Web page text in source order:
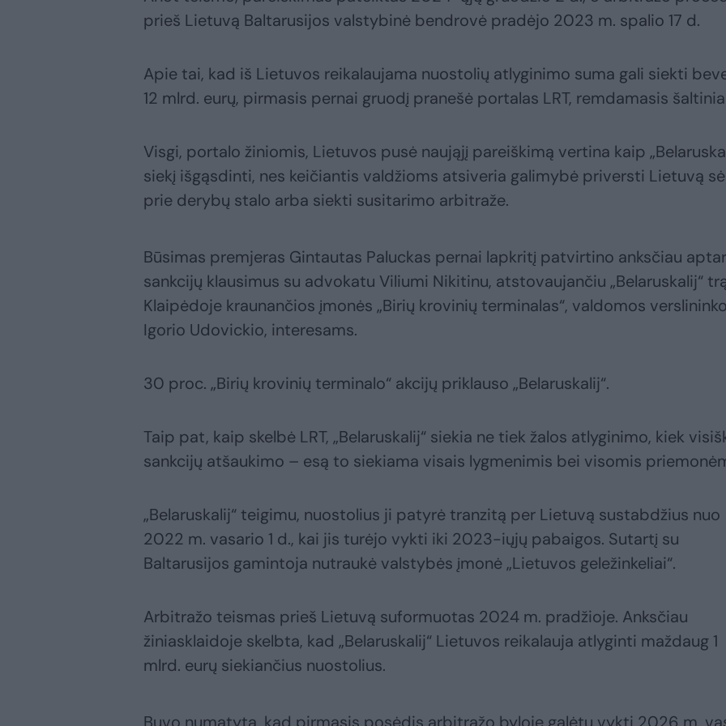
prieš Lietuvą Baltarusijos valstybinė bendrovė pradėjo 2023 m. spalio 17 d.
Apie tai, kad iš Lietuvos reikalaujama nuostolių atlyginimo suma gali siekti
12 mlrd. eurų, pirmasis pernai gruodį pranešė portalas LRT, remdamasis
Visgi, portalo žiniomis, Lietuvos pusė naująjį pareiškimą vertina kaip
siekį išgąsdinti, nes keičiantis valdžioms atsiveria galimybė priversti Lietuvą
prie derybų stalo arba siekti susitarimo arbitraže.
Būsimas premjeras Gintautas Paluckas pernai lapkritį patvirtino anksčiau
sankcijų klausimus su advokatu Viliumi Nikitinu, atstovaujančiu „Belaruskalij“
Klaipėdoje kraunančios įmonės „Birių krovinių terminalas“, valdomos verslininko
Igorio Udovickio, interesams.
30 proc. „Birių krovinių terminalo“ akcijų priklauso „Belaruskalij“.
Taip pat, kaip skelbė LRT, „Belaruskalij“ siekia ne tiek žalos atlyginimo, kiek
sankcijų atšaukimo – esą to siekiama visais lygmenimis bei visomis
„Belaruskalij“ teigimu, nuostolius ji patyrė tranzitą per Lietuvą sustabdžius nuo
2022 m. vasario 1 d., kai jis turėjo vykti iki 2023-iųjų pabaigos. Sutartį su
Baltarusijos gamintoja nutraukė valstybės įmonė „Lietuvos geležinkeliai“.
Arbitražo teismas prieš Lietuvą suformuotas 2024 m. pradžioje. Anksčiau
žiniasklaidoje skelbta, kad „Belaruskalij“ Lietuvos reikalauja atlyginti maždaug 1
mlrd. eurų siekiančius nuostolius.
Buvo numatyta, kad pirmasis posėdis arbitražo byloje galėtų vykti 2026 m.